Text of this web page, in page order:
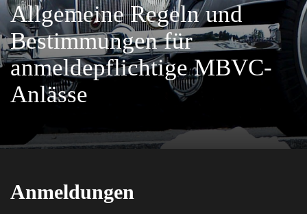
Allgemeine Regeln und
Bestimmungen für
anmeldepflichtige MBVC-
Anlässe
Anmeldungen